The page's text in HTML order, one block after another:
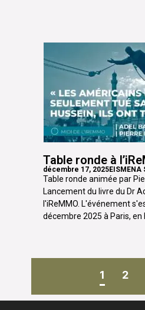
Table ronde à
décembre 17, 2025EISMENA
Table ronde animée par
Lancement du livre du Dr
l'iReMMO. L'événement
décembre 2025 à Paris, en
1 2